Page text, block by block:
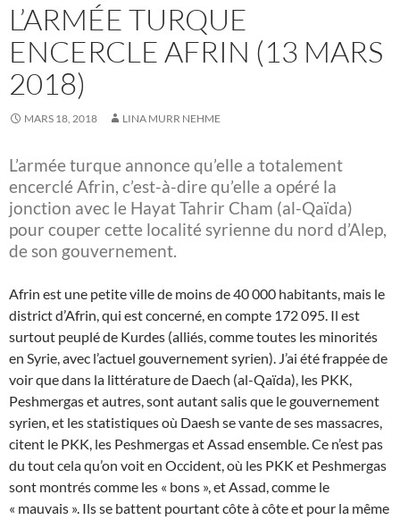
L’ARMÉE TURQUE
ENCERCLE AFRIN (13 MARS
2018)
MARS 18, 2018 LINA MURR NEHME
L’armée turque annonce qu’elle a totalement
encerclé Afrin, c’est-à-dire qu’elle a opéré la
jonction avec le Hayat Tahrir Cham (al-Qaïda)
pour couper cette localité syrienne du nord d’Alep,
de son gouvernement.
Afrin est une petite ville de moins de 40 000 habitants, mais le
district d’Afrin, qui est concerné, en compte 172 095. Il est
surtout peuplé de Kurdes (alliés, comme toutes les minorités
en Syrie, avec l’actuel gouvernement syrien). J’ai été frappée de
voir que dans la littérature de Daech (al-Qaïda), les PKK,
Peshmergas et autres, sont autant salis que le gouvernement
syrien, et les statistiques où Daesh se vante de ses massacres,
citent le PKK, les Peshmergas et Assad ensemble. Ce n’est pas
du tout cela qu’on voit en Occident, où les PKK et Peshmergas
sont montrés comme les « bons », et Assad, comme le
« mauvais ». Ils se battent pourtant côte à côte et pour la même